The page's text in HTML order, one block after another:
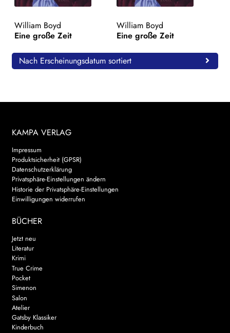
Search:
William Boyd
Eine große Zeit
William Boyd
Eine große Zeit
Nach Erscheinungsdatum sortiert
KAMPA VERLAG
Impressum
Produktsicherheit (GPSR)
Datenschutzerklärung
Privatsphäre-Einstellungen ändern
Historie der Privatsphäre-Einstellungen
Einwilligungen widerrufen
BÜCHER
Jetzt neu
Literatur
Krimi
True Crime
Pocket
Simenon
Salon
Atelier
Gatsby Klassiker
Kinderbuch